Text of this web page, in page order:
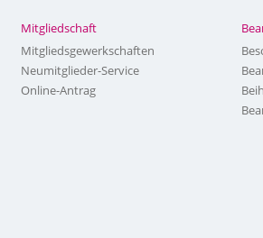
Mitgliedschaft
Mitgliedsgewerkschaften
Neumitglieder-Service
Online-Antrag